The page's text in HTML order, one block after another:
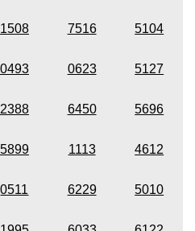
1508 7516 5104
0493 0623 5127
2388 6450 5696
5899 1113 4612
0511 6229 5010